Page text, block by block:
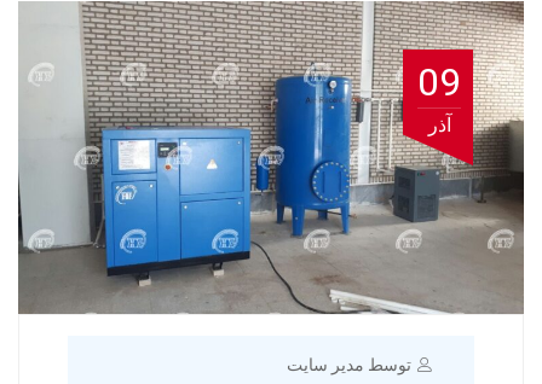
09
آذر
توسط مدیر سایت